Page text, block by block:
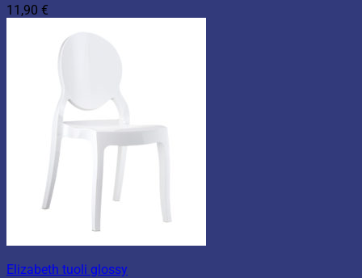
11,90 €
Elizabeth tuoli glossy